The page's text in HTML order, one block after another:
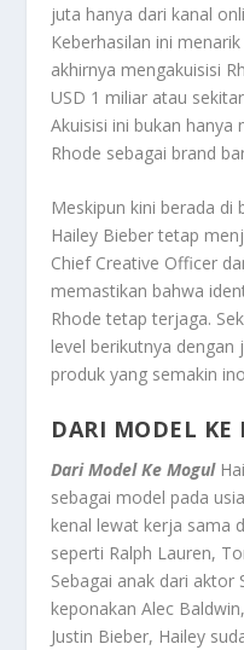
juta hanya dari kanal
Keberhasilan ini
akhirnya mengakuisisi
USD 1 miliar atau
Akuisisi ini bukan
Rhode sebagai brand
Meskipun kini berada di
Hailey Bieber tetap
Chief Creative Officer
memastikan bahwa
Rhode tetap terjaga.
level berikutnya dengan
produk yang semakin
DARI MODEL KE
Dari Model Ke Mogul
sebagai model pada
kenal lewat kerja sama
seperti Ralph Lauren,
Sebagai anak dari aktor
keponakan Alec
Justin Bieber, Hailey